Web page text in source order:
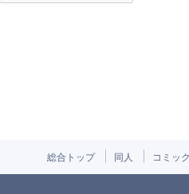
総合トップ 同人 コミッ